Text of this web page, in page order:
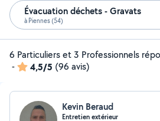
Évacuation déchets - Gravats
à Piennes (54)
6 Particuliers et 3 Professionnels
-
4,5/5 (96 avis)
Kevin Beraud
Entretien extérieur